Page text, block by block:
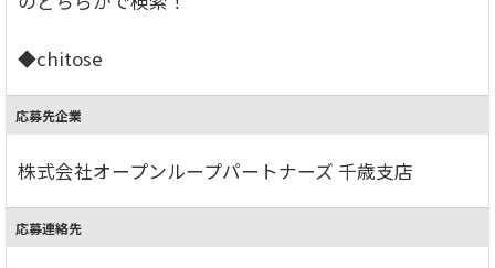
◆chitose
応募先企業
株式会社オープンループパートナーズ 千歳支店
応募連絡先